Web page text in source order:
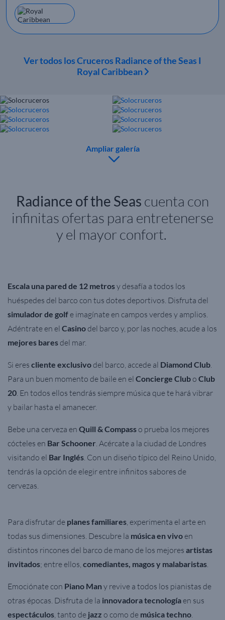
Ver todos los Cruceros Radiance of the Seas I
Royal Caribbean
Ampliar galería
Radiance of the Seas cuenta con
infinitas ofertas para entretenerse
y el mayor confort.
Escala una pared de 12 metrosy desafía a todos los
huéspedes del barco con tus dotes deportivos. Disfruta del
simulador de golfe imagínate en campos verdes y amplios.
Adéntrate en el Casinodel barco y, por las noches, acude a los
mejores baresdel mar.
Si eres cliente exclusivodel barco, accede al Diamond Club.
Para un buen momento de baile en el Concierge Club o Club
20. En todos ellos tendrás siempre música que te hará vibrar
y bailar hasta el amanecer.
Bebe una cerveza en Quill & Compass o prueba los mejores
cócteles en Bar Schooner. Acércate a la ciudad de Londres
visitando el Bar Inglés. Con un diseño típico del Reino Unido,
tendrás la opción de elegir entre infinitos sabores de
cervezas.
Para disfrutar de planes familiares, experimenta el arte en
todas sus dimensiones. Descubre la música en vivoen
distintos rincones del barco de mano de los mejores artistas
invitados; entre ellos, comediantes, magos y malabaristas.
Emociónate con Piano Man y revive a todos los pianistas de
otras épocas. Disfruta de la innovadora tecnologíaen sus
espectáculos, tanto de jazz o como de música techno.